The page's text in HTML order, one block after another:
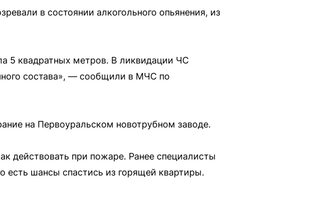
в состоянии алкогольного опьянения, из
5 квадратных метров. В ликвидации ЧС
состава», — сообщили в МЧС по
на Первоуральском новотрубном заводе.
действовать при пожаре. Ранее специалисты
есть шансы спастись из горящей квартиры.